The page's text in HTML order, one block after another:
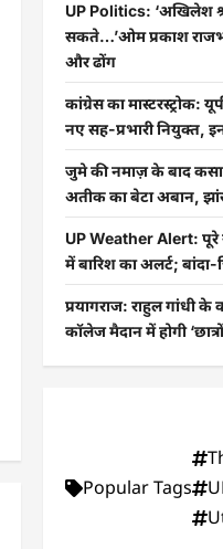
UP Politics: ‘अखिलेश
सकते…’ओम प्रकाश
और ढोंग
कांग्रेस का मास्टरस्ट्रोक:
नए सह-प्रभारी नियुक्त,
जुमे की नमाज़ के बाद
अतीक का बेटा अबान,
UP Weather Alert: पूरे
में बारिश का अलर्ट;
प्रयागराज: राहुल गांधी के
कॉलेज मैदान में होगी
Popular Tags